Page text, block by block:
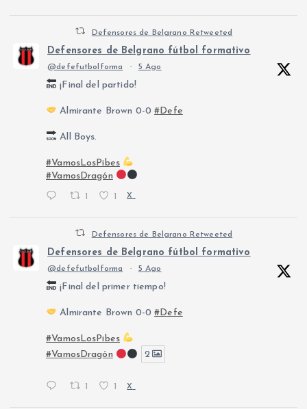
Defensores de Belgrano Retweeted
Defensores de Belgrano fútbol formativo
@defefutbolforma · 5 Ago
¡Final del partido!
Almirante Brown 0-0#Defe
All Boys.
#VamosLosPibes
#VamosDragón
1 1 X
Defensores de Belgrano Retweeted
Defensores de Belgrano fútbol formativo
@defefutbolforma · 5 Ago
¡Final del primer tiempo!
Almirante Brown 0-0#Defe
#VamosLosPibes
#VamosDragón
2
X